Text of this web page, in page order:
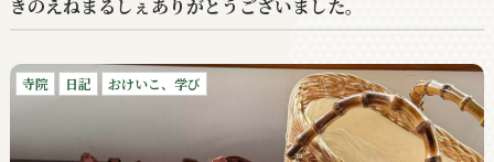
きのえねまるしぇありがとうございました。
寺院 日記 おけいこ、学び